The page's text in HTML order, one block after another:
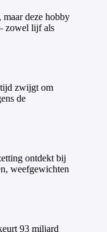
deze hobby
zowel lijf als
zwijgt om
de
ontdekt bij
weefgewichten
93 miljard